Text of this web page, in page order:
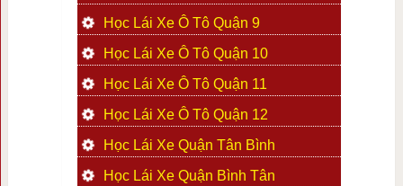
Học Lái Xe Ô Tô Quận 9
Học Lái Xe Ô Tô Quận 10
Học Lái Xe Ô Tô Quận 11
Học Lái Xe Ô Tô Quận 12
Học Lái Xe Quận Tân Bình
Học Lái Xe Quận Bình Tân